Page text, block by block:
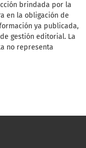
brindada por la
en la obligación de
ya publicada,
gestión editorial. La
no representa